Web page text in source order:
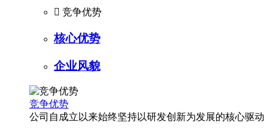
 竞争优势
核心优势
企业风貌
竞争优势
公司自成立以来始终坚持以研发创新为发展的核心驱